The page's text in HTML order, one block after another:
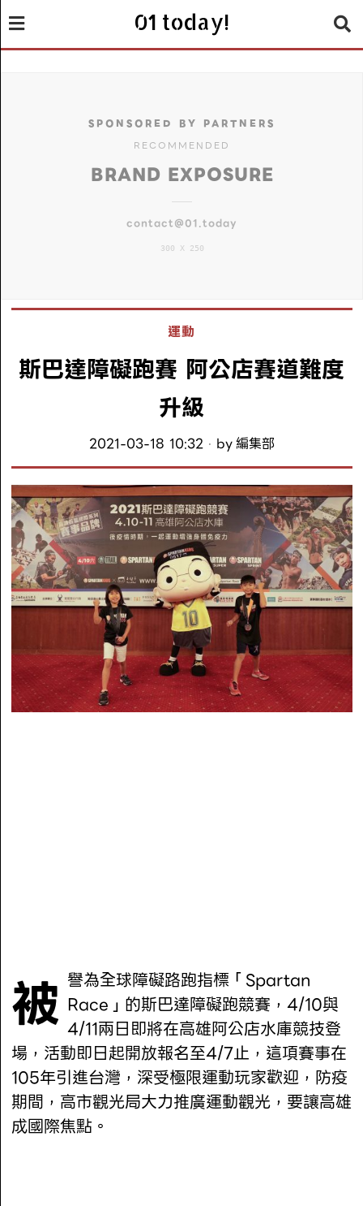
01 today!
SPONSORED BY PARTNERS
RECOMMENDED
BRAND EXPOSURE
contact@01.today
300 X 250
運動
斯巴達障礙跑賽 阿公店賽道難度
升級
2021-03-18 10:32 by編集部
被譽為全球障礙路跑指標「Spartan Race」的斯巴達障礙跑競賽，4/10與
4/11兩日即將在高雄阿公店水庫競技登
場，活動即日起開放報名至4/7止，這項賽事在
105年引進台灣，深受極限運動玩家歡迎，防疫
期間，高市觀光局大力推廣運動觀光，要讓高雄
成國際焦點。